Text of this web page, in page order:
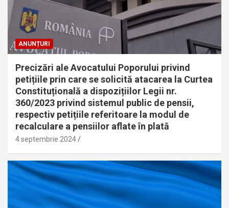
ANUNȚURI
Precizări ale Avocatului Poporului privind
petițiile prin care se solicită atacarea la Curtea
Constituțională a dispozițiilor Legii nr.
360/2023 privind sistemul public de pensii,
respectiv petițiile referitoare la modul de
recalculare a pensiilor aflate în plată
4 septembrie 2024